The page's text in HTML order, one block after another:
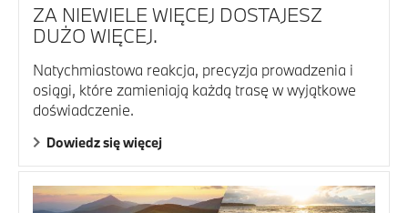
ZA NIEWIELE WIĘCEJ DOSTAJESZ
DUŻO WIĘCEJ.
Natychmiastowa reakcja, precyzja prowadzenia i
osiągi, które zamieniają każdą trasę w wyjątkowe
doświadczenie.
Dowiedz się więcej